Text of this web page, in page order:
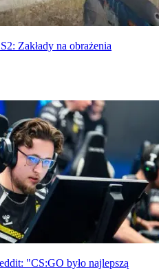
Zakłady na obrażenia
"CS:GO było najlepszą